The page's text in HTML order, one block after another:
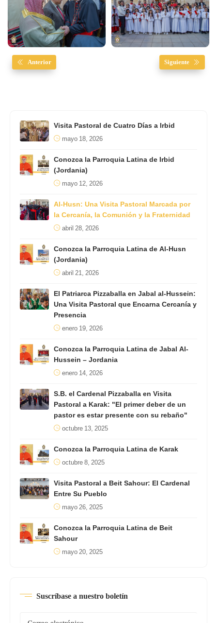
Anterior Siguiente
Visita Pastoral de Cuatro Días a Irbid
mayo 18, 2026
Conozca la Parroquia Latina de Irbid
(Jordania)
mayo 12, 2026
Al-Husn: Una Visita Pastoral Marcada por
la Cercanía, la Comunión y la Fraternidad
abril 28, 2026
Conozca la Parroquia Latina de Al-Husn
(Jordania)
abril 21, 2026
El Patriarca Pizzaballa en Jabal al-Hussein:
Una Visita Pastoral que Encarna Cercanía y
Presencia
enero 19, 2026
Conozca la Parroquia Latina de Jabal Al-
Hussein – Jordania
enero 14, 2026
S.B. el Cardenal Pizzaballa en Visita
Pastoral a Karak: "El primer deber de un
pastor es estar presente con su rebaño"
octubre 13, 2025
Conozca la Parroquia Latina de Karak
octubre 8, 2025
Visita Pastoral a Beit Sahour: El Cardenal
Entre Su Pueblo
mayo 26, 2025
Conozca la Parroquia Latina de Beit
Sahour
mayo 20, 2025
Suscríbase a nuestro boletín